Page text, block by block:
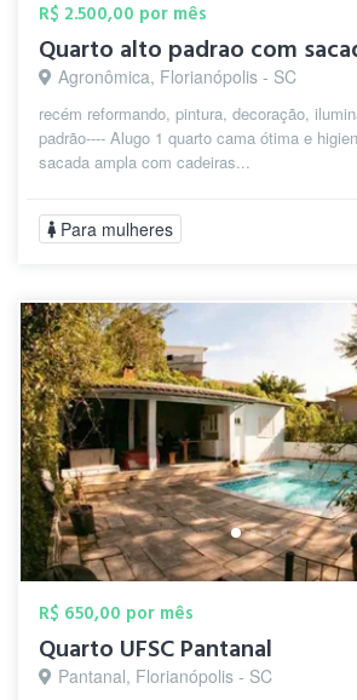
R$ 2.500,00 por mês
Quarto alto padrao com
Agronômica, Florianópolis - SC
recém reformando, pintura, decoração,
padrão---- Alugo 1 quarto cama ótima e
sacada ampla com cadeiras...
Para mulheres
R$ 650,00 por mês
Quarto UFSC Pantanal
Pantanal, Florianópolis - SC